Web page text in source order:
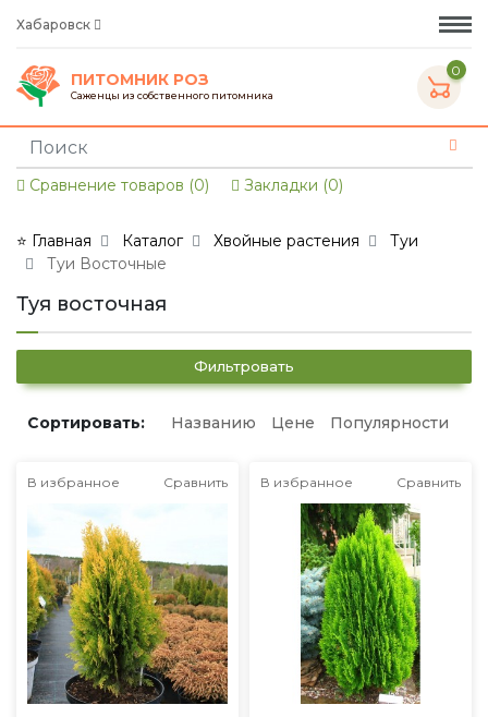
Хабаровск
ПИТОМНИК РОЗ
Саженцы из собственного питомника
0
Сравнение товаров (0) Закладки (0)
⭐ Главная Каталог Хвойные растения
Туи
Туи Восточные
Туя восточная
Фильтровать
Сортировать: Названию Цене Популярности
В избранное Сравнить В избранное Сравнить